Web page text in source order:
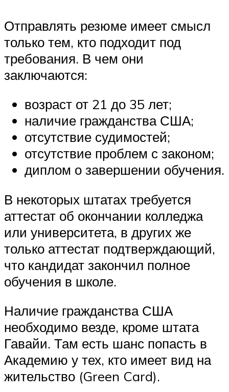
Отправлять резюме имеет смысл
только тем, кто подходит под
требования. В чем они
заключаются:
возраст от 21 до 35 лет;
наличие гражданства США;
отсутствие судимостей;
отсутствие проблем с законом;
диплом о завершении обучения.
В некоторых штатах требуется
аттестат об окончании колледжа
или университета, в других же
только аттестат подтверждающий,
что кандидат закончил полное
обучения в школе.
Наличие гражданства США
необходимо везде, кроме штата
Гавайи. Там есть шанс попасть в
Академию у тех, кто имеет вид на
жительство (Green Card).